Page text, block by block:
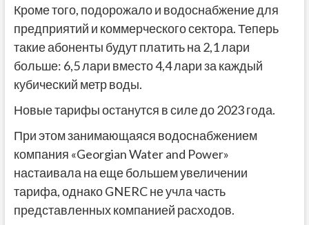
Кроме того, подорожало и водоснабжение для
предприятий и коммерческого сектора. Теперь
такие абоненты будут платить на 2,1 лари
больше: 6,5 лари вместо 4,4 лари за каждый
кубический метр воды.
Новые тарифы останутся в силе до 2023 года.
При этом занимающаяся водоснабжением
компания «Georgian Water and Power»
настаивала на еще большем увеличении
тарифа, однако GNERC не учла часть
представленных компанией расходов.